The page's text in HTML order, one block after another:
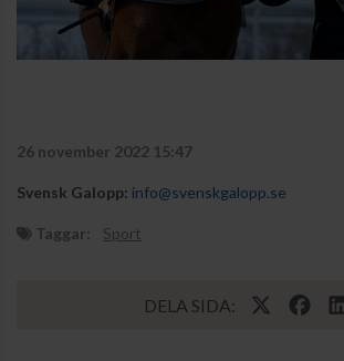
26 november 2022 15:47
Svensk Galopp: info@svenskgalopp.se
Taggar: Sport
DELA SIDA: